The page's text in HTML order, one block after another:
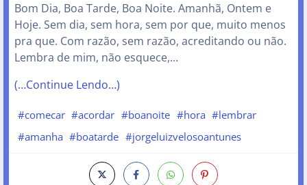
Bom Dia, Boa Tarde, Boa Noite. Amanhã, Ontem e
Hoje. Sem dia, sem hora, sem por que, muito menos
pra que. Com razão, sem razão, acreditando ou não.
Lembra de mim, não esquece,…
(…Continue Lendo…)
#comecar #acordar #boanoite #hora #lembrar
#amanha #boatarde #jorgeluizvelosoantunes